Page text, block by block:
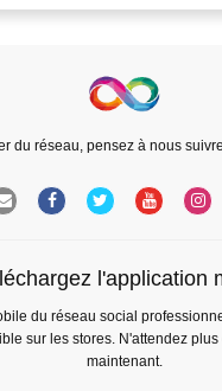
du réseau, pensez à nous
l'application
du réseau social
sur les stores. N'attendez
maintenant.